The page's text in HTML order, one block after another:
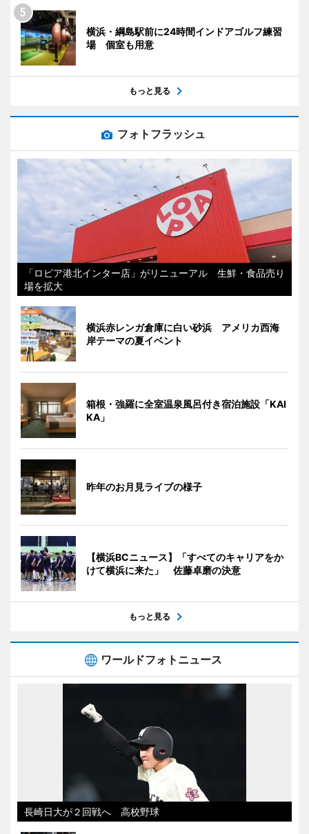
横浜・綱島駅前に24時間インドアゴルフ練習
場 個室も用意
もっと見る
フォトフラッシュ
「ロピア港北インター店」がリニューアル 生鮮・食品売り
場を拡大
横浜赤レンガ倉庫に白い砂浜 アメリカ西海
岸テーマの夏イベント
箱根・強羅に全室温泉風呂付き宿泊施設「KAI
KA」
昨年のお月見ライブの様子
【横浜BCニュース】「すべてのキャリアをか
けて横浜に来た」 佐藤卓磨の決意
もっと見る
ワールドフォトニュース
長崎日大が２回戦へ 高校野球